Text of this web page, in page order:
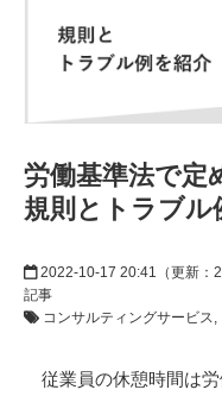
労働基準法で定
規則とトラブル
2022-10-17 20:41 （更新：
記事
コンサルティングサービス
従業員の休憩時間は労